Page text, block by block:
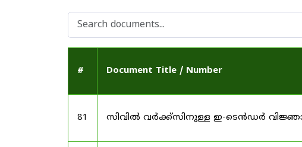
# Document Title / Number
81 സിവിൽ വർക്ക്സിനുള്ള ഇ-ടെൻഡർ